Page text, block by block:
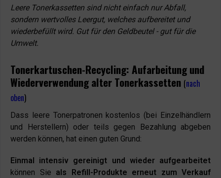
Leere Tonerkassetten sind nicht einfach nur Abfall,
sondern wertvolles Leergut, welches aufbereitet und
wiederbefüllt wird. Gut für den Geldbeutel - gut für die
Umwelt.
Tonerkartuschen-Recycling: Aufarbeitung und
Wiederverwendung alter Tonerkassetten (nach
oben)
Dass leere Tonerpatronen kostenlos (bei Einzelhändlern
und Herstellern) oder teils gegen Bezahlung abgeben
werden können, hat einen guten Grund:
Einmal intensiv gereinigt und wieder aufgearbeitet
können Sie als Refill-Produkte erneut zum Verkauf